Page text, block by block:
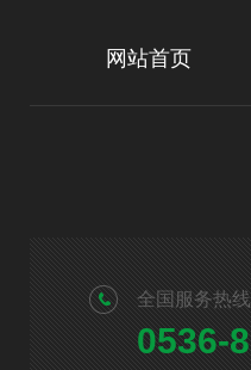
网站首页
全国服务热线
0536-